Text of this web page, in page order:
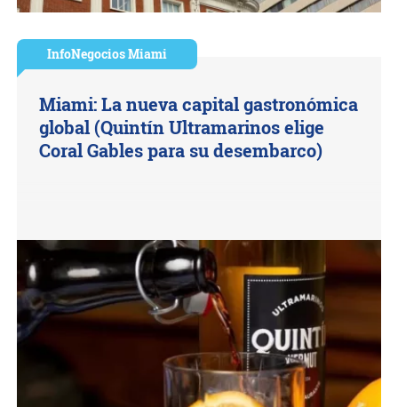
InfoNegocios Miami
Miami: La nueva capital gastronómica
global (Quintín Ultramarinos elige
Coral Gables para su desembarco)